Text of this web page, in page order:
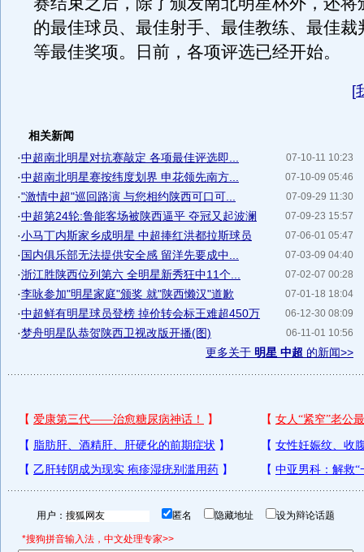
的最佳球员、最佳射手、最佳教练、最佳裁
等最佳奖项。日前，各项评选已经开始。
[
相关新闻
07-10-11 10:23
·中超南北明星对抗赛敲定 各项最佳评选即...
07-10-09 05:46
·中超南北明星赛按纬度划界 申花领先南方...
07-09-29 11:30
·"激情中超"巡回路演 与您相约陕西可口可...
07-09-23 15:57
·中超第24轮:鲁能客场被陕西逼平 夺冠又起波澜
07-06-01 05:47
·小马丁内斯家乡成明星 中超捧红洪都拉斯球员
07-03-09 04:40
·国内俱乐部无法提供安全感 留洋先要成中...
07-02-07 00:28
·浙江胜陕西位列第六 全明星新秀狂中11个...
07-01-18 18:04
·李咏参加"明星家庭"颁奖 就"陕西懒汉"道歉
06-12-30 08:09
·中超鲜有明星球员登榜 掉价转会标王难超450万
06-11-01 10:56
·梦舟明星队恭贺陕西卫视改版开播(图)
更多关于 明星 中超 的新闻>>
用户： 匿名 隐藏地址 设为辩论话题
*搜狗拼音输入法，中文处理专家>>